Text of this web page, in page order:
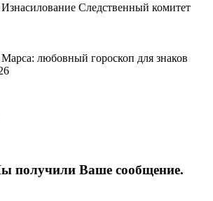
Следственный комитет
любовный гороскоп для знаков
получили Ваше сообщение.